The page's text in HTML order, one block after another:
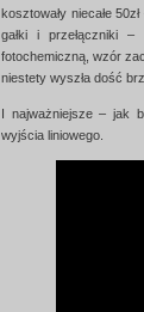
kosztowały niecałe
gałki i przełączniki –
fotochemiczną, wzór
niestety wyszła dość
I najważniejsze – jak
wyjścia liniowego.